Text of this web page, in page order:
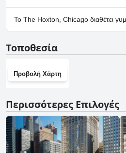
Ναι, υπάρχουν εγκαταστάσεις
Chicago.
Το The Hoxton, Chicago διαθέτει
Τοποθεσία
Προβολή Χάρτη
Περισσότερες Επιλογές